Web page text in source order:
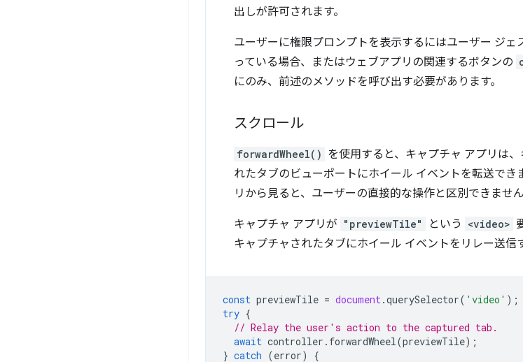
出しが許可されます。
ユーザーに権限プロンプトを表示するにはユーザー ジ
っている場合、またはウェブアプリの関連するボタンの
にのみ、前述のメソッドを呼び出す必要があります。
スクロール
forwardWheel() を使用すると、キャプチャ アプリは
れたタブのビューポートにホイール イベントを転送で
リから見ると、ユーザーの直接的な操作と区別できません
キャプチャ アプリが "previewTile" という <video>
キャプチャされたタブにホイール イベントをリレー送信
const previewTile = document .querySelector( 'video' );
try {
// Relay the user's action to the captured tab.
await controller . forwardWheel (previewTile);
} catch (error) {